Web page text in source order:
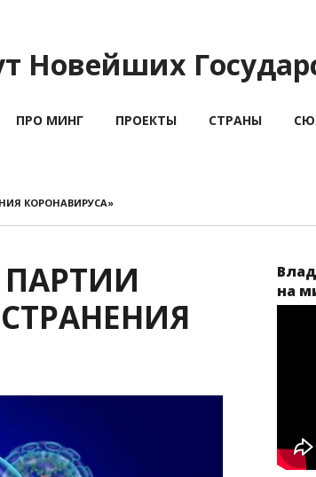
Новейших
ПРО МИНГ ПРОЕКТЫ СТРАНЫ
КОРОНАВИРУСА»
на